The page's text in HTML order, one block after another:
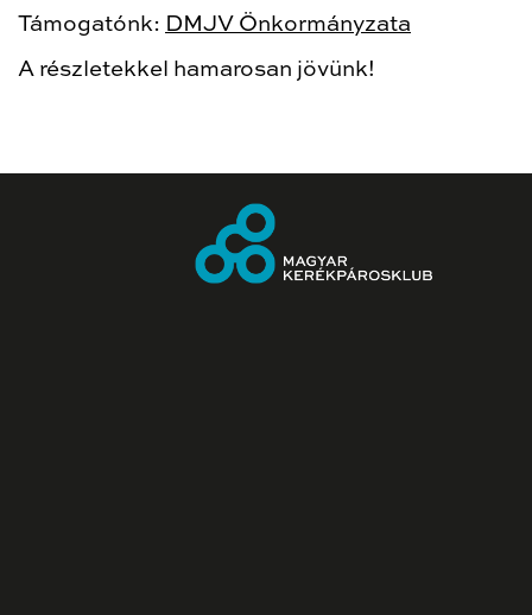
Támogatónk: DMJV Önkormányzata
A részletekkel hamarosan jövünk!